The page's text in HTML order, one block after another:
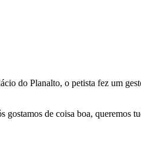
do Planalto, o petista fez um
gostamos de coisa boa, queremos